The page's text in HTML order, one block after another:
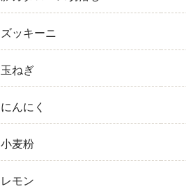
ズッキーニ
玉ねぎ
にんにく
小麦粉
レモン
牛肉
鶏肉
探す